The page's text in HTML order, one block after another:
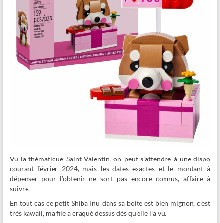
Vu la thématique Saint Valentin, on peut s’attendre à une dispo
courant février 2024, mais les dates exactes et le montant à
dépenser pour l’obtenir ne sont pas encore connus, affaire à
suivre.
En tout cas ce petit Shiba Inu dans sa boite est bien mignon, c’est
très kawaii, ma file a craqué dessus dès qu’elle l’a vu.